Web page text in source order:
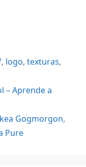
, logo, texturas,
– Aprende a
Gogmorgon,
Pure